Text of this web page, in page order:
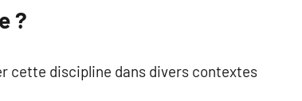
?
cette discipline dans divers contextes